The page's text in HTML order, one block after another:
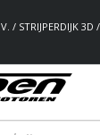
/ STRIJPERDIJK 3D